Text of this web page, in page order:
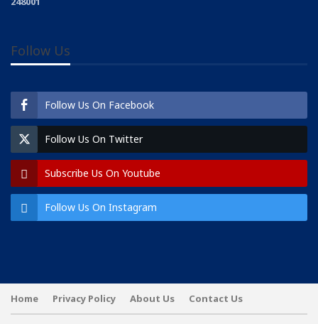
Follow Us
Follow Us On Facebook
Follow Us On Twitter
Subscribe Us On Youtube
Follow Us On Instagram
Home Privacy Policy About Us Contact Us